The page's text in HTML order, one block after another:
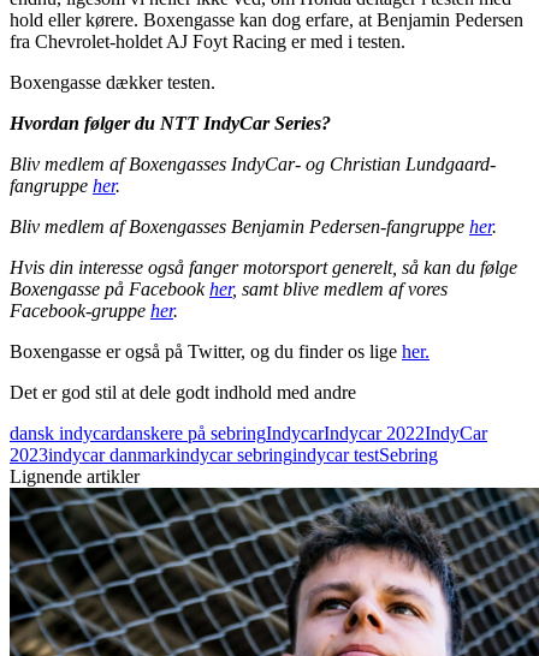
hold eller kørere. Boxengasse kan dog erfare, at Benjamin Pedersen
fra Chevrolet-holdet AJ Foyt Racing er med i testen.
Boxengasse dækker testen.
Hvordan følger du NTT IndyCar Series?
Bliv medlem af Boxengasses IndyCar- og Christian Lundgaard-
fangruppe her.
Bliv medlem af Boxengasses Benjamin Pedersen-fangruppe her.
Hvis din interesse også fanger motorsport generelt, så kan du følge
Boxengasse på Facebookher, samt blive medlem af vores
Facebook-gruppe her.
Boxengasse er også på Twitter, og du finder os lige her.
Det er god stil at dele godt indhold med andre
dansk indycardanskere på sebringIndycarIndycar 2022IndyCar
2023indycar danmarkindycar sebringindycar testSebring
Lignende artikler